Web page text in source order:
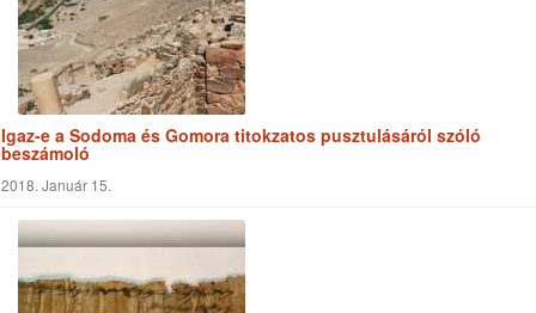
Igaz-e a Sodoma és Gomora titokzatos pusztulásáról szóló
beszámoló
2018. Január 15.